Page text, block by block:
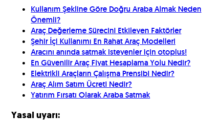
Kullanım Şekline Göre Doğru Araba Almak Neden
Önemli?
Araç Değerleme Sürecini Etkileyen Faktörler
Şehir İçi Kullanımı En Rahat Araç Modelleri
Aracını anında satmak isteyenler için otoplus!
En Güvenilir Araç Fiyat Hesaplama Yolu Nedir?
Elektrikli Araçların Çalışma Prensibi Nedir?
Araç Alım Satım Ücreti Nedir?
Yatırım Fırsatı Olarak Araba Satmak
Yasal uyarı: